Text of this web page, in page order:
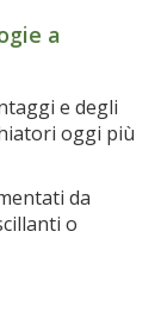
a
e degli
oggi più
da
o